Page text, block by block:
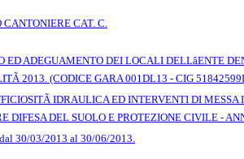
CAT. C.
ADEGUAMENTO DEI LOCALI DELLâENTE
2013. (CODICE GARA 001DL13 - CIG
IDRAULICA ED INTERVENTI DI
DIFESA DEL SUOLO E PROTEZIONE CIVILE -
30/03/2013 al 30/06/2013.